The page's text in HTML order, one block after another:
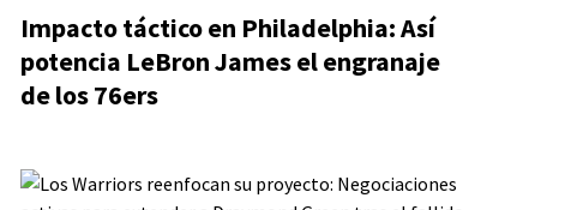
Impacto táctico en Philadelphia: Así
potencia LeBron James el engranaje
de los 76ers